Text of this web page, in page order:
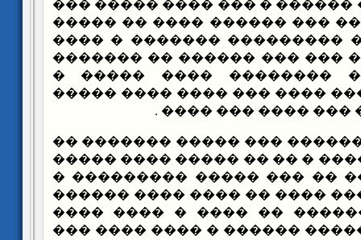
�� ����� ������ ������ �
����� � ��� ����� ���
�� ���� �������
��� ���� �� ���� ��� ���
������� ������
������� �� ������ ���� ���
������ � ��� ���
��� ����� ������� ���
������ ��� ������� � �� ��
������� ������� �� ���
���� ������� ���� ���� ��
����� ������ ������ ��
������ ������ �����